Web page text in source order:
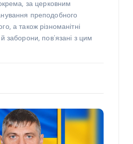
за церковним
преподобного
а також різноманітні
заборони, пов’язані з цим